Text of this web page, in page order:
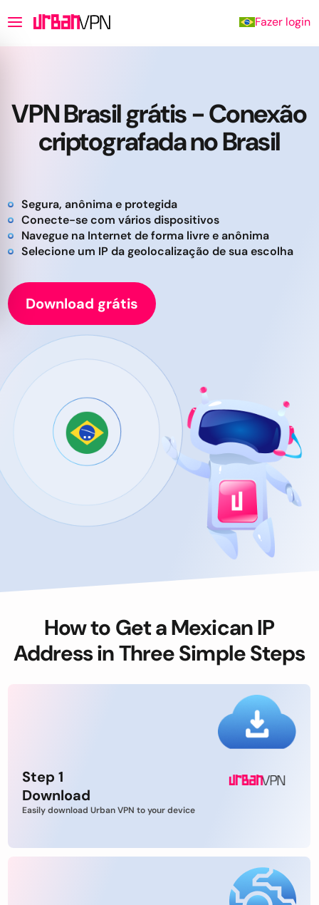
Fazer login
VPN Brasil grátis - Conexão
criptografada no Brasil
Segura, anônima e protegida
Conecte-se com vários dispositivos
Navegue na Internet de forma livre e anônima
Selecione um IP da geolocalização de sua escolha
Download grátis
How to Get a Mexican IP
Address in Three Simple Steps
Step 1
Download
Easily download Urban VPN to your device